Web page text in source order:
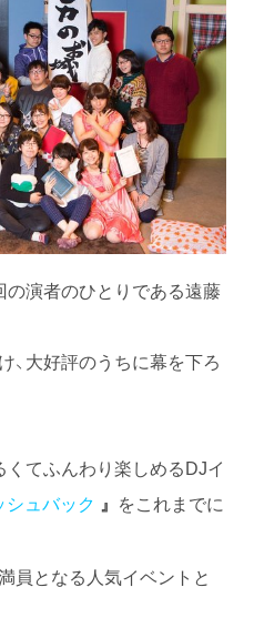
の演者のひとりである遠藤
、大好評のうちに幕を下ろ
くてふんわり楽しめるDJイ
ュバック 』
をこれまでに
員となる人気イベントと